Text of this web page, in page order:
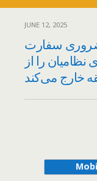
JUNE 12, 2025
سفارت
را از
خارج می‌کند